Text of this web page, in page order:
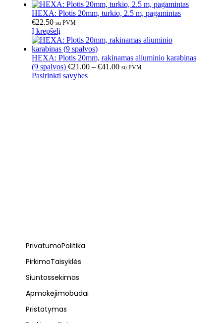
HEXA: Plotis 20mm, turkio, 2.5 m, pagamintas
€22.50 su PVM
Į krepšelį
HEXA: Plotis 20mm, rakinamas aliuminio karabinas
(9 spalvos) €21.00 – €41.00 su PVM
Pasirinkti savybes
Privatumo Politika
Pirkimo Taisyklės
Siuntos sekimas
Apmokėjimo būdai
Pristatymas